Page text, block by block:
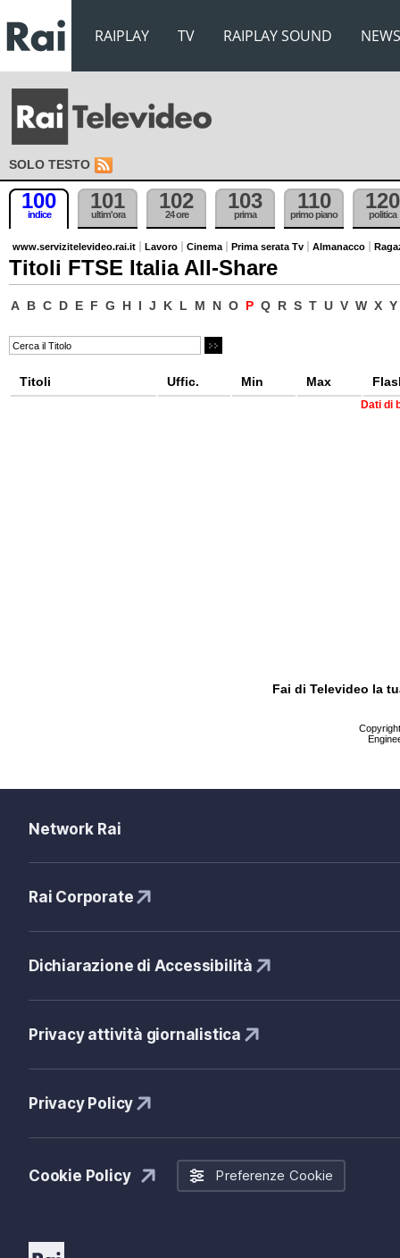
RAIPLAY TV RAIPLAY SOUND NEWS
SOLO TESTO
100
indice
101
ultim'ora
102
24 ore
103
prima
110
primo piano
120
politica
www.servizitelevideo.rai.it Lavoro Cinema Prima serata Tv Almanacco
Titoli FTSE Italia All-Share
A B C D E F G H I J K L M N O P Q R S T U V W X Y
Titoli Uffic. Min Max
Dati di
Fai di Televideo la